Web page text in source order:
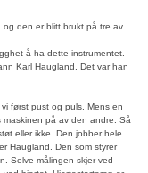
den er blitt brukt på tre av
å ha dette instrumentet.
Karl Haugland. Det var han
først pust og puls. Mens en
på av den andre. Så
eller ikke. Den jobber hele
Haugland. Den som styrer
Selve målingen skjer ved